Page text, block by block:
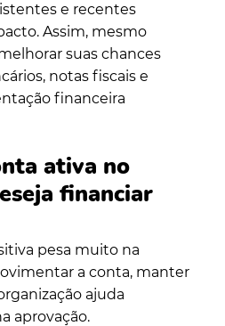
e recentes
Assim, mesmo
suas chances
notas fiscais e
financeira
ativa no
financiar
pesa muito na
a conta, manter
ajuda
aprovação.